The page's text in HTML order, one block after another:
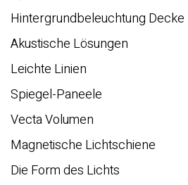
Hintergrundbeleuchtung Decke
Akustische Lösungen
Leichte Linien
Spiegel-Paneele
Vecta Volumen
Magnetische Lichtschiene
Die Form des Lichts